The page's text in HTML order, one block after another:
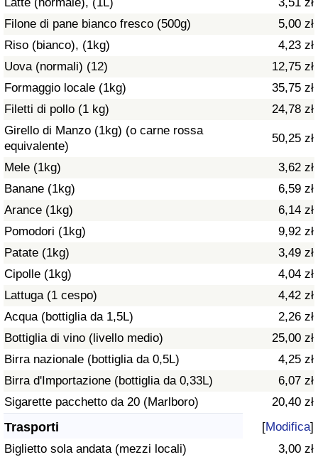
Latte (normale), (1L)
3,51 zł
Filone di pane bianco fresco (500g)
5,00 zł
Riso (bianco), (1kg)
4,23 zł
Uova (normali) (12)
12,75 zł
Formaggio locale (1kg)
35,75 zł
Filetti di pollo (1 kg)
24,78 zł
Girello di Manzo (1kg) (o carne rossa
equivalente)
50,25 zł
Mele (1kg)
3,62 zł
Banane (1kg)
6,59 zł
Arance (1kg)
6,14 zł
Pomodori (1kg)
9,92 zł
Patate (1kg)
3,49 zł
Cipolle (1kg)
4,04 zł
Lattuga (1 cespo)
4,42 zł
Acqua (bottiglia da 1,5L)
2,26 zł
Bottiglia di vino (livello medio)
25,00 zł
Birra nazionale (bottiglia da 0,5L)
4,25 zł
Birra d'Importazione (bottiglia da 0,33L)
6,07 zł
Sigarette pacchetto da 20 (Marlboro)
20,40 zł
Trasporti [Modifica]
Biglietto sola andata (mezzi locali)
3,00 zł
Indice dell’Assistenza Sanitaria (Corrente)
Indice dell’Assistenza Sanitaria
Indice dell’Assistenza Sanitaria per
Nazione
Inquinamento
Indice dell’Inquinamento (Corrente)
Indice di inquinamento
Indice dell’Inquinamento per Nazione
Traffico
Indice del Traffico
Indice del traffico (Corrente)
Indice del traffico per Nazione